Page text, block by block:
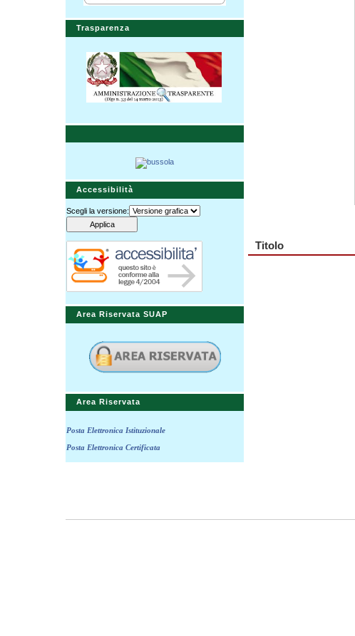
Trasparenza
Accessibilità
Scegli la versione:
Area Riservata SUAP
Area Riservata
Posta Elettronica Istituzionale
Posta Elettronica Certificata
Titolo